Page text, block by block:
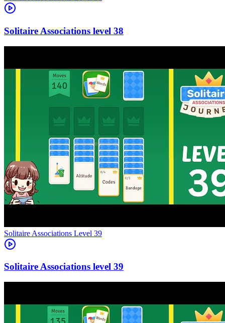
38
Level 39
39